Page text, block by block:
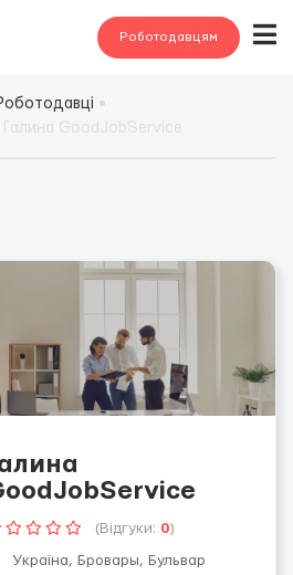
Роботодавцям
(Відгуки: 0)
Україна, Бровары, Бульвар